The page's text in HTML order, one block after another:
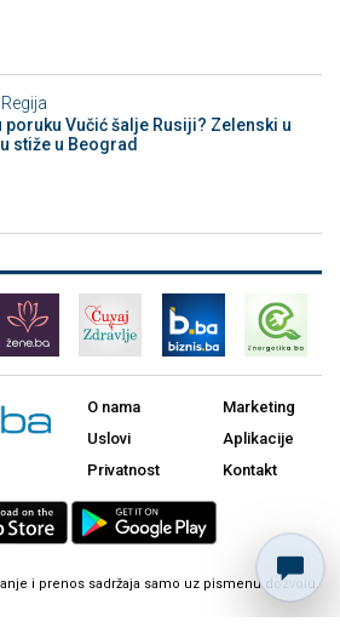
Regija
poruku Vučić šalje Rusiji? Zelenski u
stiže u Beograd
O nama
Uslovi
Privatnost
Marketing
Aplikacije
Kontakt
i prenos sadržaja samo uz pismenu dozvolu.